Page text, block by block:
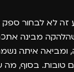
זה לא לבחור
מבינה
איתה
טובות. בסוף,